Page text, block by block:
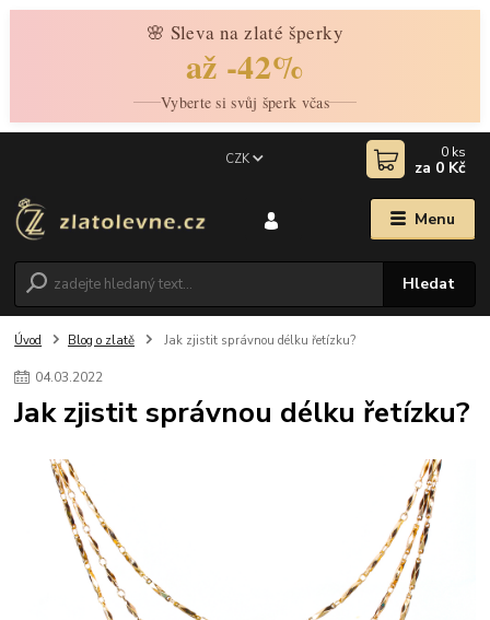
🌸 Sleva na zlaté šperky
až -42%
Vyberte si svůj šperk včas
Menu
CZK
Hledat
0 ks
za 0 Kč
Úvod Blog o zlatě Jak zjistit správnou délku řetízku?
04.03.2022
Jak zjistit správnou délku řetízku?